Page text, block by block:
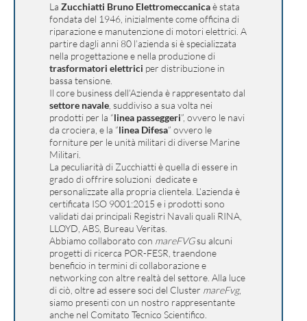
La Zucchiatti Bruno Elettromeccanicaè stata
fondata del 1946, inizialmente come officina di
riparazione e manutenzione di motori elettrici. A
partire dagli anni 80 l’azienda si è specializzata
nella progettazione e nella produzione di
trasformatori elettrici per distribuzione in
bassa tensione.
Il core business dell’Azienda è rappresentato dal
settore navale , suddiviso a sua volta nei
prodotti per la “linea passeggeri”, ovvero le navi
da crociera, e la ”linea Difesa” ovvero le
forniture per le unità militari di diverse Marine
Militari.
La peculiarità di Zucchiatti è quella di essere in
grado di offrire soluzioni dedicate e
personalizzate alla propria clientela. L’azienda è
certificata ISO 9001:2015 e i prodotti sono
validati dai principali Registri Navali quali RINA,
LLOYD, ABS, Bureau Veritas.
Abbiamo collaborato con mareFVGsu alcuni
progetti di ricerca POR-FESR, traendone
beneficio in termini di collaborazione e
networking con altre realtà del settore. Alla luce
di ciò, oltre ad essere soci del Cluster mareFvg,
siamo presenti con un nostro rappresentante
anche nel Comitato Tecnico Scientifico.